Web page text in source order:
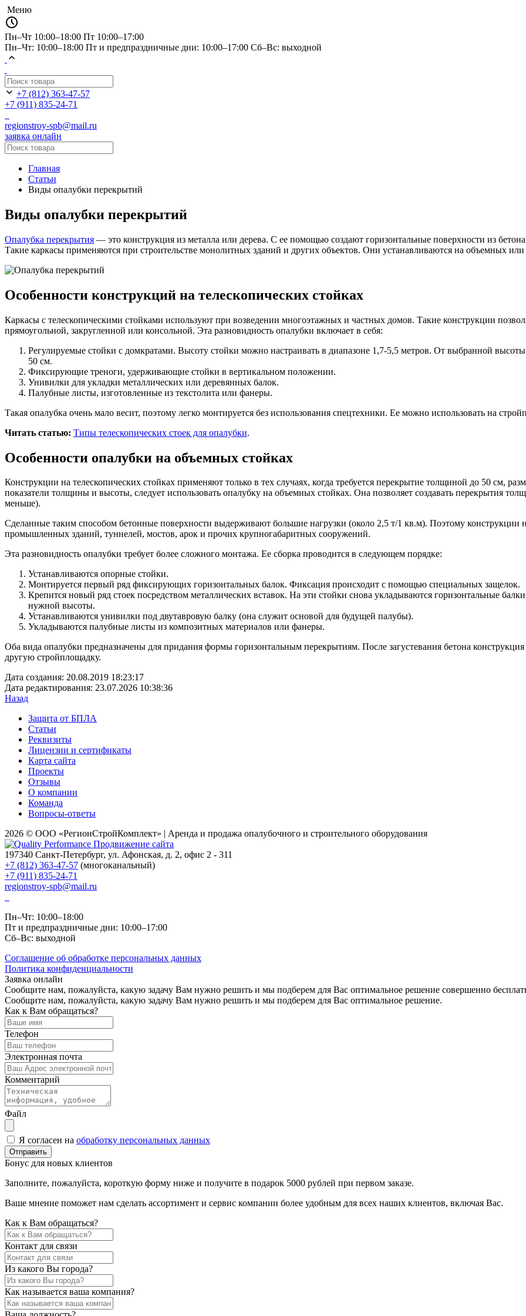
Меню
Пн–Чт 10:00–18:00 Пт 10:00–17:00
Пн–Чт: 10:00–18:00 Пт и предпраздничные дни: 10:00–17:00 Сб–Вс: выходной
+7 (812) 363-47-57
+7 (911) 835-24-71
regionstroy-spb@mail.ru
заявка онлайн
Главная
Статьи
Виды опалубки перекрытий
Виды опалубки перекрытий
Опалубка перекрытия — это конструкция из металла или дерева. С ее помощью создают горизонтальные поверхности из
Такие каркасы применяются при строительстве монолитных зданий и других объектов. Они устанавливаются на объемных или
Особенности конструкций на телескопических стойках
Каркасы с телескопическими стойками используют при возведении многоэтажных и частных домов. Такие конструкции
прямоугольной, закругленной или консольной. Эта разновидность опалубки включает в себя:
Регулируемые стойки с домкратами. Высоту стойки можно настраивать в диапазоне 1,7-5,5 метров. От выбранной
50 см.
Фиксирующие треноги, удерживающие стойки в вертикальном положении.
Унивилки для укладки металлических или деревянных балок.
Палубные листы, изготовленные из текстолита или фанеры.
Такая опалубка очень мало весит, поэтому легко монтируется без использования спецтехники. Ее можно использовать на
Читать статью: Типы телескопических стоек для опалубки.
Особенности опалубки на объемных стойках
Конструкции на телескопических стойках применяют только в тех случаях, когда требуется перекрытие толщиной до 50 см,
показатели толщины и высоты, следует использовать опалубку на объемных стойках. Она позволяет создавать перекрытия
меньше).
Сделанные таким способом бетонные поверхности выдерживают большие нагрузки (около 2,5 т/1 кв.м). Поэтому
промышленных зданий, туннелей, мостов, арок и прочих крупногабаритных сооружений.
Эта разновидность опалубки требует более сложного монтажа. Ее сборка проводится в следующем порядке:
Устанавливаются опорные стойки.
Монтируется первый ряд фиксирующих горизонтальных балок. Фиксация происходит с помощью специальных защелок.
Крепится новый ряд стоек посредством металлических вставок. На эти стойки снова укладываются горизонтальные
нужной высоты.
Устанавливаются унивилки под двутавровую балку (она служит основой для будущей палубы).
Укладываются палубные листы из композитных материалов или фанеры.
Оба вида опалубки предназначены для придания формы горизонтальным перекрытиям. После загустевания бетона
другую стройплощадку.
Дата создания: 20.08.2019 18:23:17
Дата редактирования: 23.07.2026 10:38:36
Назад
Защита от БПЛА
Статьи
Реквизиты
Лицензии и сертификаты
Карта сайта
Проекты
Отзывы
О компании
Команда
Вопросы-ответы
2026 © ООО «РегионСтройКомплект» | Аренда и продажа опалубочного и строительного оборудования
Продвижение сайта
197340 Санкт-Петербург, ул. Афонская, д. 2, офис 2 - 311
+7 (812) 363-47-57 (многоканальный)
+7 (911) 835-24-71
regionstroy-spb@mail.ru
Пн–Чт: 10:00–18:00
Пт и предпраздничные дни: 10:00–17:00
Сб–Вс: выходной
Соглашение об обработке персональных данных
Политика конфиденциальности
Заявка онлайн
Сообщите нам, пожалуйста, какую задачу Вам нужно решить и мы подберем для Вас оптимальное решение совершенно
Сообщите нам, пожалуйста, какую задачу Вам нужно решить и мы подберем для Вас оптимальное решение.
Как к Вам обращаться?
Телефон
Электронная почта
Комментарий
Файл
Я согласен на обработку персональных данных
Отправить
Бонус для новых клиентов
Заполните, пожалуйста, короткую форму ниже и получите в подарок 5000 рублей при первом заказе.
Ваше мнение поможет нам сделать ассортимент и сервис компании более удобным для всех наших клиентов, включая Вас.
Как к Вам обращаться?
Контакт для связи
Из какого Вы города?
Как называется ваша компания?